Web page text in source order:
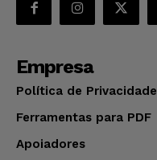
Empresa
Política de Privacidade
Ferramentas para PDF
Apoiadores